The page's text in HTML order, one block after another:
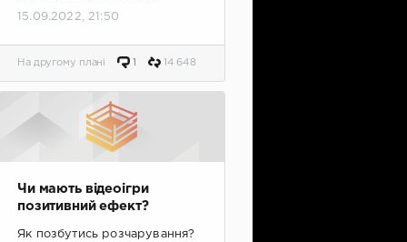
15.09.2022, 21:50
На другому плані 1 14 648
Чи мають відеоігри
позитивний ефект?
Як позбутись розчарування?